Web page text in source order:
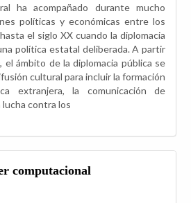
ha acompañado durante mucho
políticas y económicas entre los
el siglo XX cuando la diplomacia
política estatal deliberada. A partir
el ámbito de la diplomacia pública se
cultural para incluir la formación
extranjera, la comunicación de
contra los
computacional